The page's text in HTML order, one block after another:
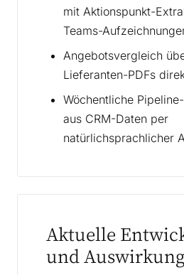
mit Aktionspunkt-
Teams-
Angebotsvergleich
Lieferanten-PDFs
Wöchentliche
aus CRM-Daten per
natürlichsprachlicher
Aktuelle
und